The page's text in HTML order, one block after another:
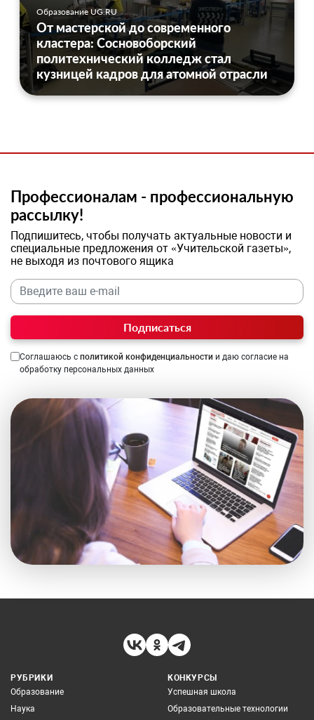
Образование UG.RU
От мастерской до современного
кластера: Сосновоборский
политехнический колледж стал
кузницей кадров для атомной отрасли
Профессионалам - профессиональную
рассылку!
Подпишитесь, чтобы получать актуальные новости и
специальные предложения от «Учительской газеты»,
не выходя из почтового ящика
Подписаться
Соглашаюсь с политикой конфиденциальности и даю согласие на
обработку персональных данных
РУБРИКИ
Образование
Наука
КОНКУРСЫ
Успешная школа
Образовательные технологии